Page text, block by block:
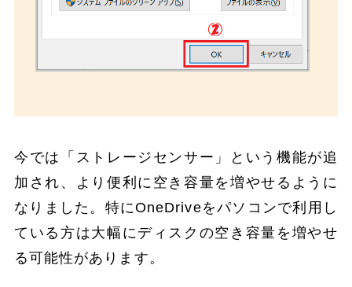
今では「ストレージセンサー」という機能が追
加され、より便利に空き容量を増やせるように
なりました。特にOneDriveをパソコンで利用し
ている方は大幅にディスクの空き容量を増やせ
る可能性があります。